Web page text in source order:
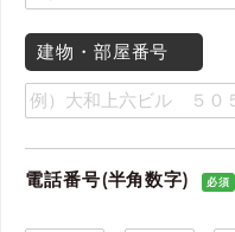
建物・部屋番号
電話番号(半角数字) 必須